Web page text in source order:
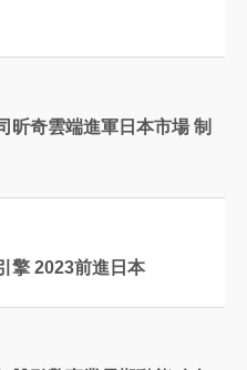
昕奇雲端進軍日本市場 制
擎 2023前進日本